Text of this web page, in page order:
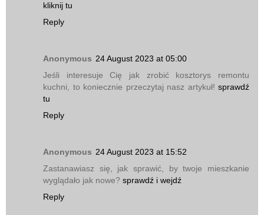
kliknij tu
Reply
Anonymous 24 August 2023 at 05:00
Jeśli interesuje Cię jak zrobić kosztorys remontu
kuchni, to koniecznie przeczytaj nasz artykuł! sprawdź
tu
Reply
Anonymous 24 August 2023 at 15:52
Zastanawiasz się, jak sprawić, by twoje mieszkanie
wyglądało jak nowe? sprawdź i wejdź
Reply